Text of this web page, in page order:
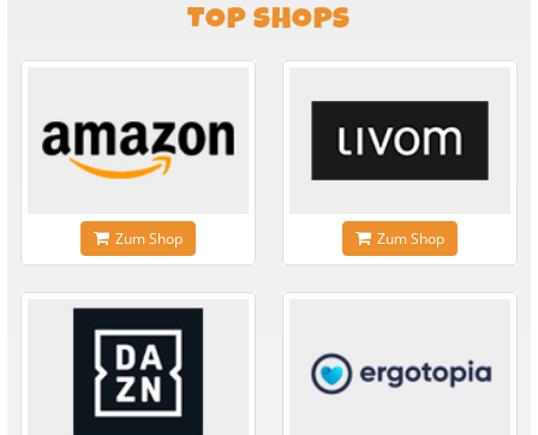
TOP SHOPS
Zum Shop Zum Shop